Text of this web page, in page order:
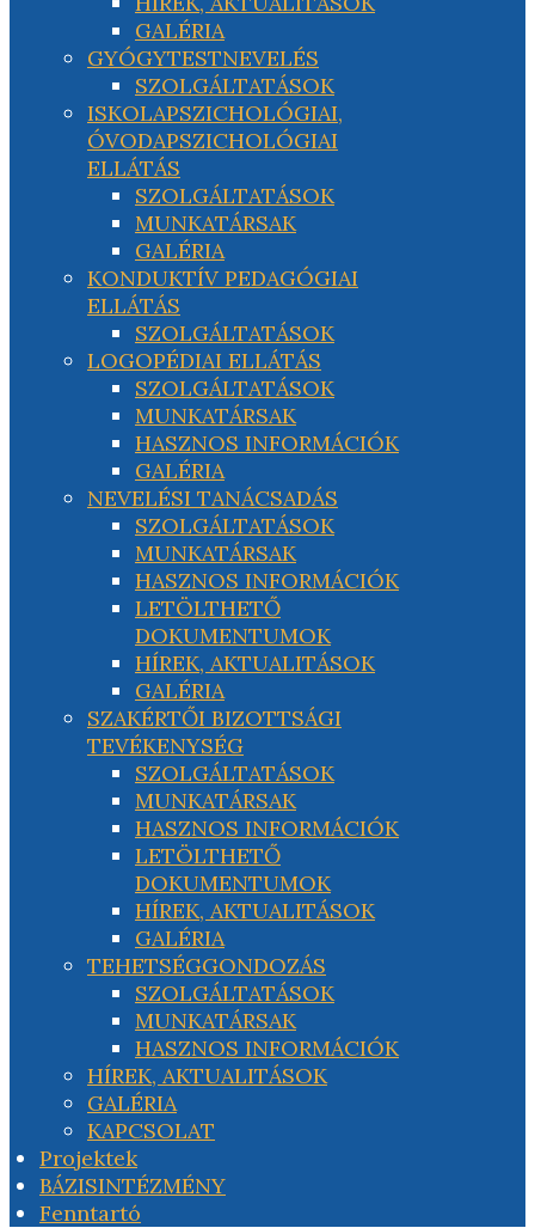
GALÉRIA
GYÓGYTESTNEVELÉS
SZOLGÁLTATÁSOK
ISKOLAPSZICHOLÓGIAI,
ÓVODAPSZICHOLÓGIAI
ELLÁTÁS
SZOLGÁLTATÁSOK
MUNKATÁRSAK
GALÉRIA
KONDUKTÍV PEDAGÓGIAI
ELLÁTÁS
SZOLGÁLTATÁSOK
LOGOPÉDIAI ELLÁTÁS
SZOLGÁLTATÁSOK
MUNKATÁRSAK
HASZNOS INFORMÁCIÓK
GALÉRIA
NEVELÉSI TANÁCSADÁS
SZOLGÁLTATÁSOK
MUNKATÁRSAK
HASZNOS INFORMÁCIÓK
LETÖLTHETŐ
DOKUMENTUMOK
HÍREK, AKTUALITÁSOK
GALÉRIA
SZAKÉRTŐI BIZOTTSÁGI
TEVÉKENYSÉG
SZOLGÁLTATÁSOK
MUNKATÁRSAK
HASZNOS INFORMÁCIÓK
LETÖLTHETŐ
DOKUMENTUMOK
HÍREK, AKTUALITÁSOK
GALÉRIA
TEHETSÉGGONDOZÁS
SZOLGÁLTATÁSOK
MUNKATÁRSAK
HASZNOS INFORMÁCIÓK
HÍREK, AKTUALITÁSOK
GALÉRIA
KAPCSOLAT
Projektek
BÁZISINTÉZMÉNY
Fenntartó